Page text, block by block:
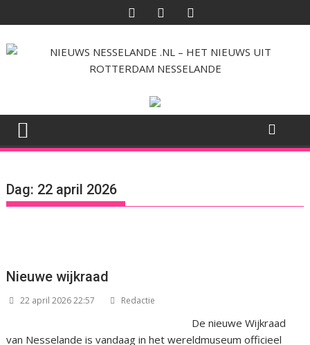
naar
de
inhoud
Dag: 22 april 2026
Nieuwe wijkraad
22 april 2026 22:57 Redactie
De nieuwe Wijkraad
van Nesselande is vandaag in het wereldmuseum officieel